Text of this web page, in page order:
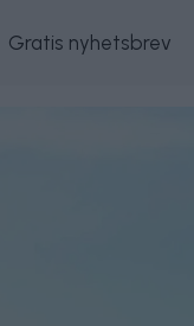
Gratis nyhetsbrev